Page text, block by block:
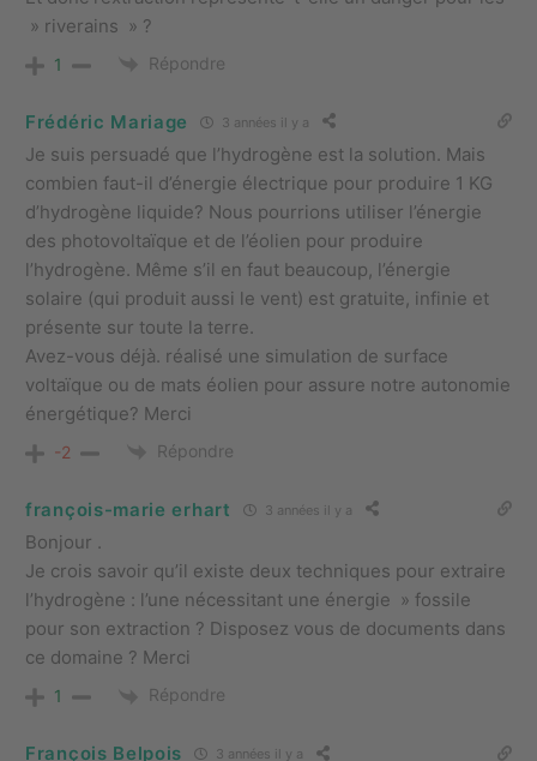
» riverains » ?
1 Répondre
Frédéric Mariage 3 années il y a
Je suis persuadé que l’hydrogène est la solution. Mais
combien faut-il d’énergie électrique pour produire 1 KG
d’hydrogène liquide? Nous pourrions utiliser l’énergie
des photovoltaïque et de l’éolien pour produire
l’hydrogène. Même s’il en faut beaucoup, l’énergie
solaire (qui produit aussi le vent) est gratuite, infinie et
présente sur toute la terre.
Avez-vous déjà. réalisé une simulation de surface
voltaïque ou de mats éolien pour assure notre autonomie
énergétique? Merci
-2 Répondre
françois-marie erhart 3 années il y a
Bonjour .
Je crois savoir qu’il existe deux techniques pour extraire
l’hydrogène : l’une nécessitant une énergie » fossile
pour son extraction ? Disposez vous de documents dans
ce domaine ? Merci
1 Répondre
François Belpois 3 années il y a